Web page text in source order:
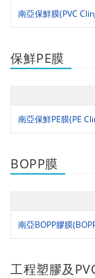
南亞保鮮膜(PVC
保鮮PE膜
南亞保鮮PE膜(PE
BOPP膜
南亞BOPP膠膜
工程塑膠及